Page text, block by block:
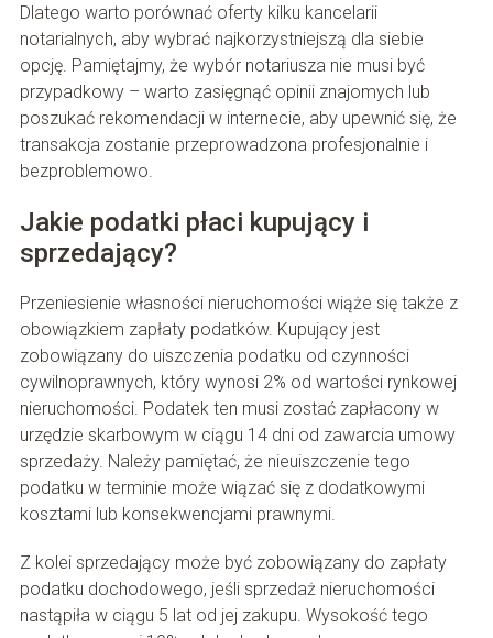
Dlatego warto porównać oferty kilku kancelarii
notarialnych, aby wybrać najkorzystniejszą dla siebie
opcję. Pamiętajmy, że wybór notariusza nie musi być
przypadkowy – warto zasięgnąć opinii znajomych lub
poszukać rekomendacji w internecie, aby upewnić się, że
transakcja zostanie przeprowadzona profesjonalnie i
bezproblemowo.
Jakie podatki płaci kupujący i
sprzedający?
Przeniesienie własności nieruchomości wiąże się także z
obowiązkiem zapłaty podatków. Kupujący jest
zobowiązany do uiszczenia podatku od czynności
cywilnoprawnych, który wynosi 2% od wartości rynkowej
nieruchomości. Podatek ten musi zostać zapłacony w
urzędzie skarbowym w ciągu 14 dni od zawarcia umowy
sprzedaży. Należy pamiętać, że nieuiszczenie tego
podatku w terminie może wiązać się z dodatkowymi
kosztami lub konsekwencjami prawnymi.
Z kolei sprzedający może być zobowiązany do zapłaty
podatku dochodowego, jeśli sprzedaż nieruchomości
nastąpiła w ciągu 5 lat od jej zakupu. Wysokość tego